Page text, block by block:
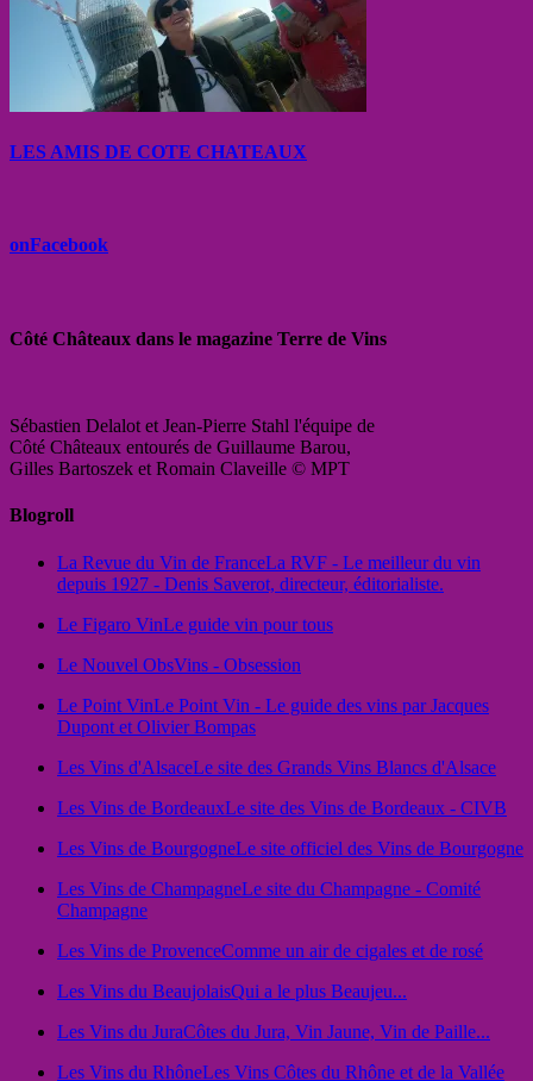
LES AMIS DE COTE CHATEAUX
onFacebook
Côté Châteaux dans le magazine Terre de Vins
Sébastien Delalot et Jean-Pierre Stahl l'équipe de
Côté Châteaux entourés de Guillaume Barou,
Gilles Bartoszek et Romain Claveille © MPT
Blogroll
La Revue du Vin de FranceLa RVF - Le meilleur du vin
depuis 1927 - Denis Saverot, directeur, éditorialiste.
Le Figaro VinLe guide vin pour tous
Le Nouvel ObsVins - Obsession
Le Point VinLe Point Vin - Le guide des vins par Jacques
Dupont et Olivier Bompas
Les Vins d'AlsaceLe site des Grands Vins Blancs d'Alsace
Les Vins de BordeauxLe site des Vins de Bordeaux - CIVB
Les Vins de BourgogneLe site officiel des Vins de Bourgogne
Les Vins de ChampagneLe site du Champagne - Comité
Champagne
Les Vins de ProvenceComme un air de cigales et de rosé
Les Vins du BeaujolaisQui a le plus Beaujeu...
Les Vins du JuraCôtes du Jura, Vin Jaune, Vin de Paille...
Les Vins du RhôneLes Vins Côtes du Rhône et de la Vallée